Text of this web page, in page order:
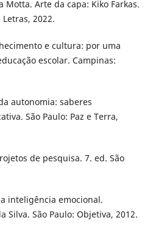
Motta. Arte da capa: Kiko Farkas.
2022.
e cultura: por uma
escolar. Campinas:
autonomia: saberes
São Paulo: Paz e Terra,
de pesquisa. 7. ed. São
inteligência emocional.
Silva. São Paulo: Objetiva, 2012.